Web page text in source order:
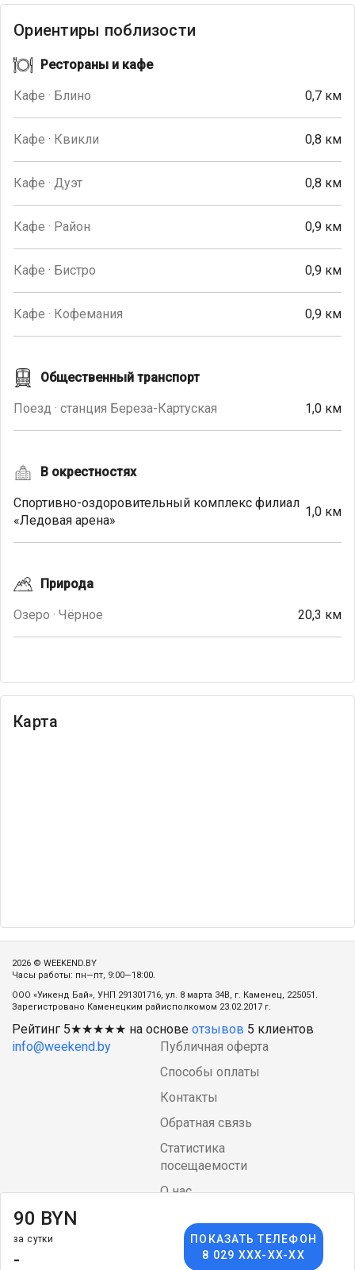
90 BYN
за сутки
-
ПОКАЗАТЬ ТЕЛЕФОН
8 029 XXX-XX-XX
Ориентиры поблизости
Рестораны и кафе
Кафе · Блино 0,7 км
Кафе · Квикли 0,8 км
Кафе · Дуэт 0,8 км
Кафе · Район 0,9 км
Кафе · Бистро 0,9 км
Кафе · Кофемания 0,9 км
Общественный транспорт
Поезд · станция Береза-Картуская 1,0 км
В окрестностях
Спортивно-оздоровительный комплекс филиал
«Ледовая арена»
1,0 км
Природа
Озеро · Чёрное 20,3 км
Карта
2026 © WEEKEND.BY
Часы работы: пн—пт, 9:00—18:00.
ООО «Уикенд Бай», УНП 291301716, ул. 8 марта 34В, г. Каменец, 225051.
Зарегистровано Каменецким райисполкомом 23.02.2017 г.
Рейтинг 5★★★★★ на основе отзывов 5 клиентов
info@weekend.by
Публичная оферта
Способы оплаты
Контакты
Обратная связь
Статистика
посещаемости
О нас
Language